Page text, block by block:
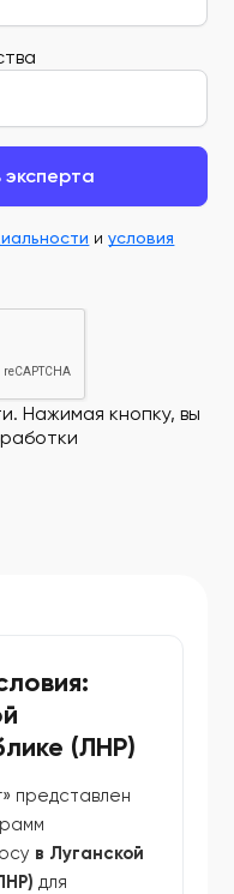
иусловия
Нажимая кнопку, вы
(ЛНР)
представлен
в Луганской
для